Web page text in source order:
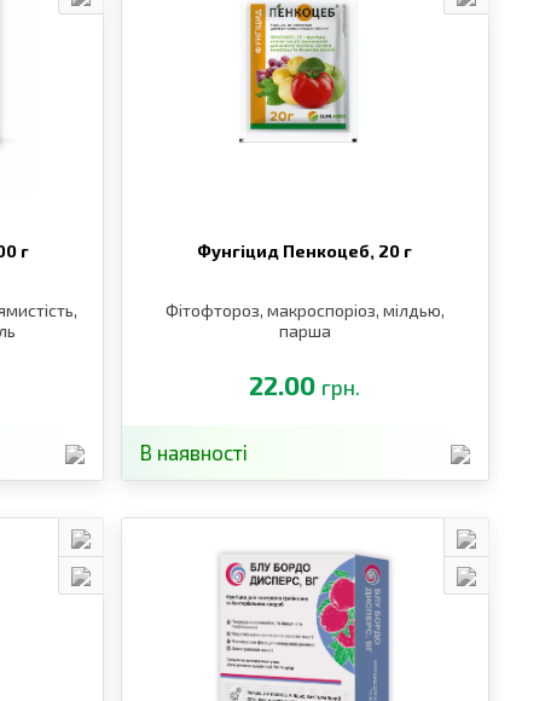
г Фунгіцид Пенкоцеб, 20 г
Фітофтороз, макроспоріоз, мілдью,
парша
22.00 грн.
В наявності